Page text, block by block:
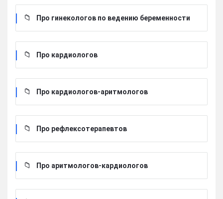
Про гинекологов по ведению беременности
Про кардиологов
Про кардиологов-аритмологов
Про рефлексотерапевтов
Про аритмологов-кардиологов